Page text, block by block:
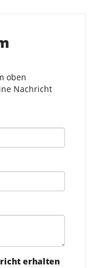
oben
Nachricht
erhalten